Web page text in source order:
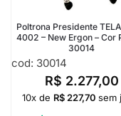
Poltrona Presidente
4002 – New Ergon – Cor
30014
cod: 30014
R$ 2.277,00
10x de R$227,70 sem